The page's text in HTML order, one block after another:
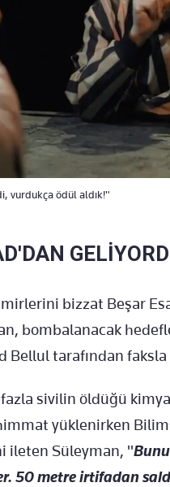
vurdukça ödül aldık!"
bizzat Beşar
bombalanacak
Bellul tarafından
sivilin öldüğü
yüklenirken
ileten Süleyman, "
50 metre irtifadan